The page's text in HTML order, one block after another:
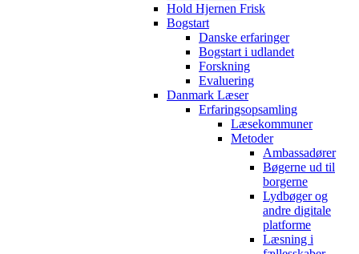
Hold Hjernen Frisk
Bogstart
Danske erfaringer
Bogstart i udlandet
Forskning
Evaluering
Danmark Læser
Erfaringsopsamling
Læsekommuner
Metoder
Ambassadører
Bøgerne ud til
borgerne
Lydbøger og
andre digitale
platforme
Læsning i